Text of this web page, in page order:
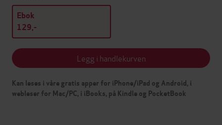
Ebok
129,-
Legg i handlekurven
Kan leses i våre gratis apper for iPhone/iPad og Android, i
webleser for Mac/PC, i iBooks, på Kindle og PocketBook